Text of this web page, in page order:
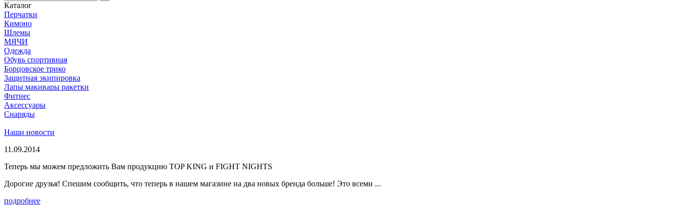
Каталог
Перчатки
Кимоно
Шлемы
МЯЧИ
Одежда
Обувь спортивная
Борцовское трико
Защитная экипировка
Лапы макивары ракетки
Фитнес
Аксессуары
Снаряды
Наши новости
11.09.2014
Теперь мы можем предложить Вам продукцию TOP KING и FIGHT NIGHTS
Дорогие друзья! Спешим сообщить, что теперь в нашем магазине на два новых бренда больше! Это всеми ...
подробнее